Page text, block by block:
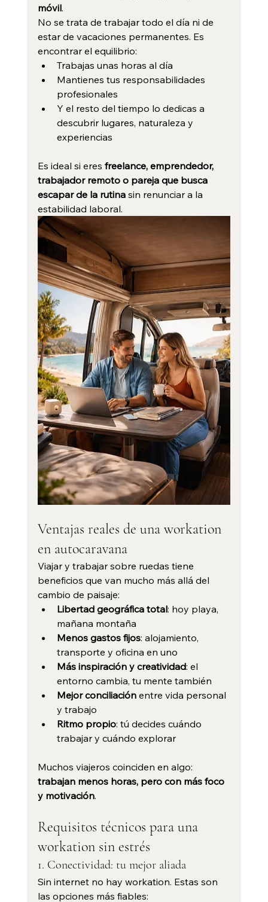
móvil.
No se trata de trabajar todo el día ni de
estar de vacaciones permanentes. Es
encontrar el equilibrio:
Trabajas unas horas al día
Mantienes tus responsabilidades
profesionales
Y el resto del tiempo lo dedicas a
descubrir lugares, naturaleza y
experiencias
Es ideal si eres freelance, emprendedor,
trabajador remoto o pareja que busca
escapar de la rutina sin renunciar a la
estabilidad laboral.
Ventajas reales de una workation
en autocaravana
Viajar y trabajar sobre ruedas tiene
beneficios que van mucho más allá del
cambio de paisaje:
Libertad geográfica total: hoy playa,
mañana montaña
Menos gastos fijos: alojamiento,
transporte y oficina en uno
Más inspiración y creatividad: el
entorno cambia, tu mente también
Mejor conciliación entre vida personal
y trabajo
Ritmo propio: tú decides cuándo
trabajar y cuándo explorar
Muchos viajeros coinciden en algo:
trabajan menos horas, pero con más foco
y motivación.
Requisitos técnicos para una
workation sin estrés
1. Conectividad: tu mejor aliada
Sin internet no hay workation. Estas son
las opciones más fiables: